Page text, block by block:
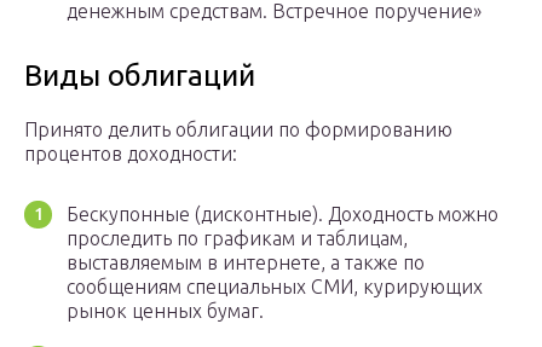
денежным средствам. Встречное поручение»
Виды облигаций
Принято делить облигации по формированию
процентов доходности:
Бескупонные (дисконтные). Доходность можно
проследить по графикам и таблицам,
выставляемым в интернете, а также по
сообщениям специальных СМИ, курирующих
рынок ценных бумаг.